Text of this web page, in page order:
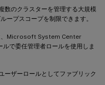
数のクラスターを管理する大規模
ープスコープを制限できます。
、Microsoft System Center
で委任管理者ロールを使用しま
ーザーロールとしてファブリック